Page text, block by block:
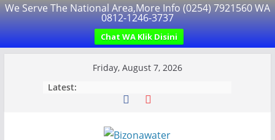
We Serve The National Area,More Info (0254) 7921560 WA
0812-1246-3737
Chat WA Klik Disini
Friday, August 7, 2026
Latest: